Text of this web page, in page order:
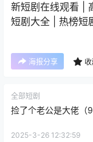
新短剧在线观看 |
短剧大全 | 热榜短
海报分享
全部短剧
捡了个老公是大佬（
2025-3-26 12:32:59